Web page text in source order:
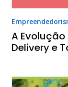
A
Delivery e